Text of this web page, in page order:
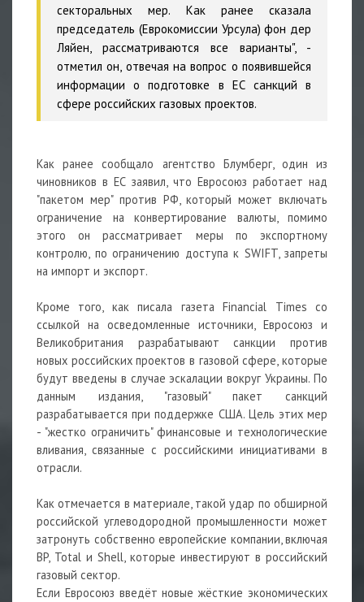
секторальных мер. Как ранее сказала
председатель (Еврокомиссии Урсула) фон дер
Ляйен, рассматриваются все варианты", -
отметил он, отвечая на вопрос о появившейся
информации о подготовке в ЕС санкций в
сфере российских газовых проектов.
Как ранее сообщало агентство Блумберг, один из
чиновников в ЕС заявил, что Евросоюз работает над
"пакетом мер" против РФ, который может включать
ограничение на конвертирование валюты, помимо
этого он рассматривает меры по экспортному
контролю, по ограничению доступа к SWIFT, запреты
на импорт и экспорт.
Кроме того, как писала газета Financial Times со
ссылкой на осведомленные источники, Евросоюз и
Великобритания разрабатывают санкции против
новых российских проектов в газовой сфере, которые
будут введены в случае эскалации вокруг Украины. По
данным издания, "газовый" пакет санкций
разрабатывается при поддержке США. Цель этих мер
- "жестко ограничить" финансовые и технологические
вливания, связанные с российскими инициативами в
отрасли.
Как отмечается в материале, такой удар по обширной
российской углеводородной промышленности может
затронуть собственно европейские компании, включая
BP, Total и Shell, которые инвестируют в российский
газовый сектор.
Если Евросоюз введёт новые жёсткие экономических